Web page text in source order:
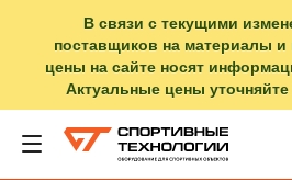
В связи с текущими
поставщиков на материалы
цены на сайте носят
Актуальные цены